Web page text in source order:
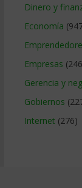
Dinero y
Economía
Empresas
Gerencia y
Gobiernos
Internet (276)